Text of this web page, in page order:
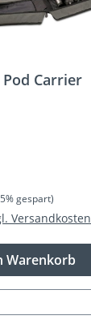
Pod Carrier
gespart)
Versandkosten
Warenkorb